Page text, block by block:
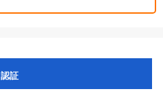
認証